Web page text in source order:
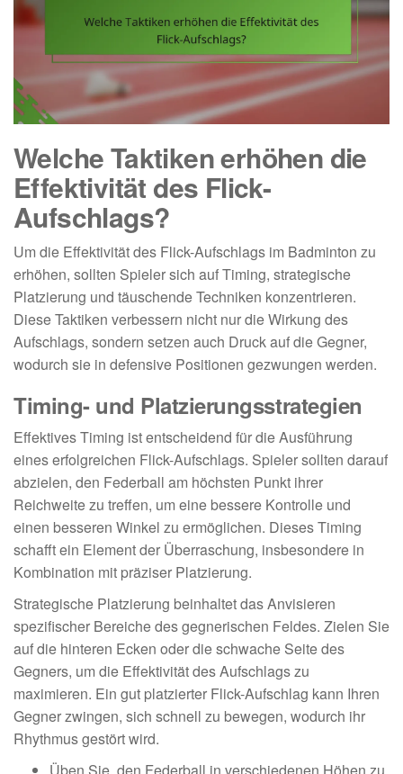
Welche Taktiken erhöhen die
Effektivität des Flick-
Aufschlags?
Um die Effektivität des Flick-Aufschlags im Badminton zu
erhöhen, sollten Spieler sich auf Timing, strategische
Platzierung und täuschende Techniken konzentrieren.
Diese Taktiken verbessern nicht nur die Wirkung des
Aufschlags, sondern setzen auch Druck auf die Gegner,
wodurch sie in defensive Positionen gezwungen werden.
Timing- und Platzierungsstrategien
Effektives Timing ist entscheidend für die Ausführung
eines erfolgreichen Flick-Aufschlags. Spieler sollten darauf
abzielen, den Federball am höchsten Punkt ihrer
Reichweite zu treffen, um eine bessere Kontrolle und
einen besseren Winkel zu ermöglichen. Dieses Timing
schafft ein Element der Überraschung, insbesondere in
Kombination mit präziser Platzierung.
Strategische Platzierung beinhaltet das Anvisieren
spezifischer Bereiche des gegnerischen Feldes. Zielen Sie
auf die hinteren Ecken oder die schwache Seite des
Gegners, um die Effektivität des Aufschlags zu
maximieren. Ein gut platzierter Flick-Aufschlag kann Ihren
Gegner zwingen, sich schnell zu bewegen, wodurch ihr
Rhythmus gestört wird.